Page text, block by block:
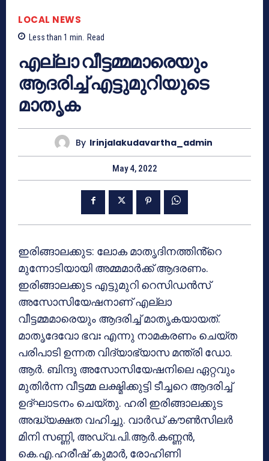
LOCAL NEWS
Less than 1 min. Read
എല്ലാ വീട്ടമ്മമാരെയും
ആദരിച്ച് എട്ടുമുറിയുടെ
മാതൃക
By Irinjalakudavartha_admin
May 4, 2022
ഇരിങ്ങാലക്കുട: ലോക മാതൃദിനത്തിൻ്റെ
മുന്നോടിയായി അമ്മമാർക്ക് ആദരണം.
ഇരിങ്ങാലക്കുട എട്ടുമുറി റെസിഡൻസ്
അസോസിയേഷനാണ് എല്ലാ
വീട്ടമ്മമാരെയും ആദരിച്ച് മാതൃകയായത്.
മാതൃദേവോ ഭവഃ എന്നു നാമകരണം ചെയ്ത
പരിപാടി ഉന്നത വിദ്യാഭ്യാസ മന്ത്രി ഡോ.
ആർ. ബിന്ദു അസോസിയേഷനിലെ ഏറ്റവും
മുതിർന്ന വീട്ടമ്മ ലക്ഷ്മിക്കുട്ടി ടീച്ചറെ ആദരിച്ച്
ഉദ്ഘാടനം ചെയ്തു. ഹരി ഇരിങ്ങാലക്കുട
അദ്ധ്യക്ഷത വഹിച്ചു. വാർഡ് കൗൺസിലർ
മിനി സണ്ണി, അഡ്വ.പി.ആർ.കണ്ണൻ,
കെ.എ.ഹരീഷ് കുമാർ, രോഹിണി